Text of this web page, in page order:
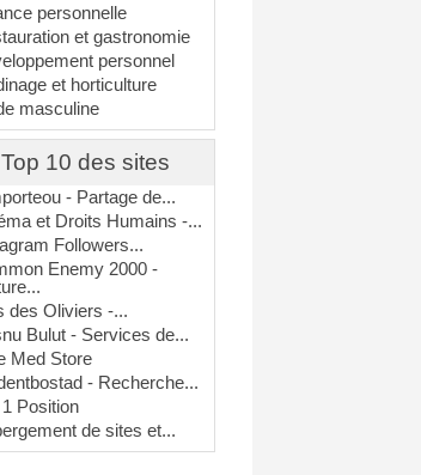
personnelle
et gastronomie
personnel
et horticulture
masculine
Top 10 des sites
- Partage de...
et Droits Humains -...
Followers...
Enemy 2000 -
des Oliviers -...
Bulut - Services de...
Med Store
- Recherche...
1 Position
de sites et...